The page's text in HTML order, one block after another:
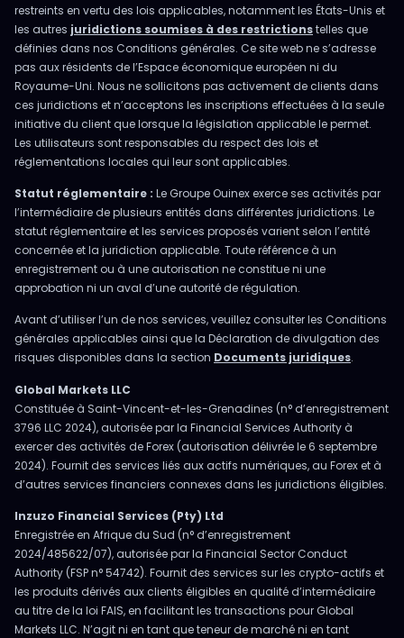
restreints en vertu des lois applicables, notamment les États-Unis et
les autres juridictions soumises à des restrictionstelles que
définies dans nos Conditions générales. Ce site web ne s’adresse
pas aux résidents de l’Espace économique européen ni du
Royaume-Uni. Nous ne sollicitons pas activement de clients dans
ces juridictions et n’acceptons les inscriptions effectuées à la seule
initiative du client que lorsque la législation applicable le permet.
Les utilisateurs sont responsables du respect des lois et
réglementations locales qui leur sont applicables.
Statut réglementaire : Le Groupe Ouinex exerce ses activités par
l’intermédiaire de plusieurs entités dans différentes juridictions. Le
statut réglementaire et les services proposés varient selon l’entité
concernée et la juridiction applicable. Toute référence à un
enregistrement ou à une autorisation ne constitue ni une
approbation ni un aval d’une autorité de régulation.
Avant d’utiliser l’un de nos services, veuillez consulter les Conditions
générales applicables ainsi que la Déclaration de divulgation des
risques disponibles dans la section Documents juridiques.
Global Markets LLC
Constituée à Saint-Vincent-et-les-Grenadines (n° d’enregistrement
3796 LLC 2024), autorisée par la Financial Services Authority à
exercer des activités de Forex (autorisation délivrée le 6 septembre
2024). Fournit des services liés aux actifs numériques, au Forex et à
d’autres services financiers connexes dans les juridictions éligibles.
Inzuzo Financial Services (Pty) Ltd
Enregistrée en Afrique du Sud (n° d’enregistrement
2024/485622/07), autorisée par la Financial Sector Conduct
Authority (FSP n° 54742). Fournit des services sur les crypto-actifs et
les produits dérivés aux clients éligibles en qualité d’intermédiaire
au titre de la loi FAIS, en facilitant les transactions pour Global
Markets LLC. N’agit ni en tant que teneur de marché ni en tant